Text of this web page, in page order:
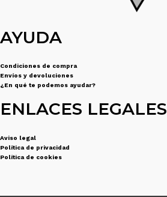
AYUDA
Condiciones de compra
Envíos y devoluciones
¿En qué te podemos ayudar?
ENLACES LEGALES
Aviso legal
Política de privacidad
Política de cookies